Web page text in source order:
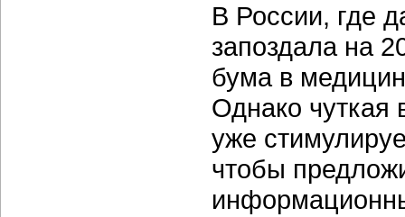
В России, где
запоздала на
бума в
Однако чуткая
уже
чтобы